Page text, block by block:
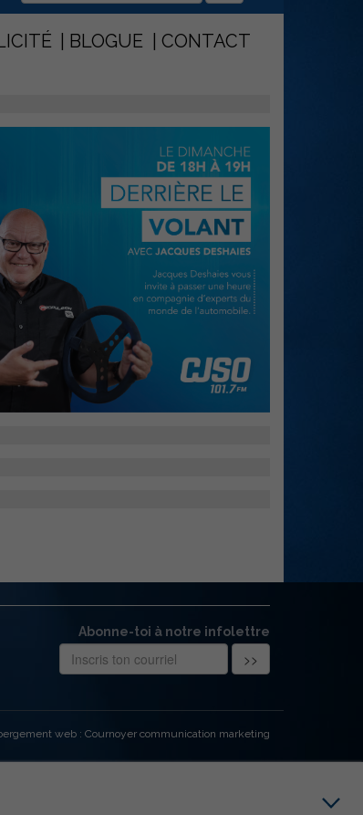
BLOGUE CONTACT
Abonne-toi à notre infolettre
web : Cournoyer communication marketing